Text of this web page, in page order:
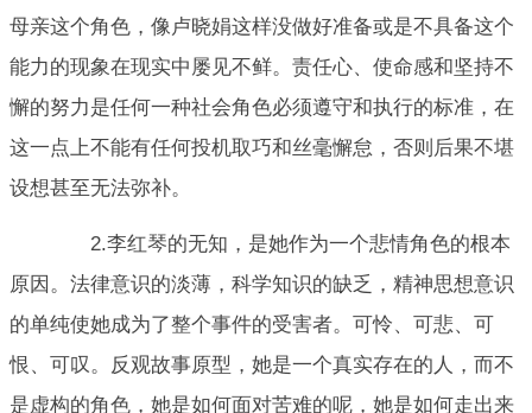
母亲这个角色，像卢晓娟这样没做好准备或是不具备这个
能力的现象在现实中屡见不鲜。责任心、使命感和坚持不
懈的努力是任何一种社会角色必须遵守和执行的标准，在
这一点上不能有任何投机取巧和丝毫懈怠，否则后果不堪
设想甚至无法弥补。
2.李红琴的无知，是她作为一个悲情角色的根本
原因。法律意识的淡薄，科学知识的缺乏，精神思想意识
的单纯使她成为了整个事件的受害者。可怜、可悲、可
恨、可叹。反观故事原型，她是一个真实存在的人，而不
是虚构的角色，她是如何面对苦难的呢，她是如何走出来